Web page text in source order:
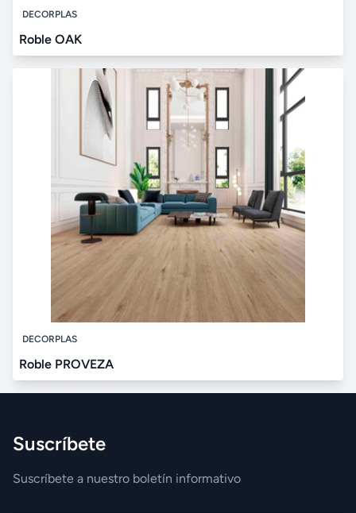
DECORPLAS
Roble OAK
DECORPLAS
Roble PROVEZA
Suscríbete
Suscríbete a nuestro boletín informativo